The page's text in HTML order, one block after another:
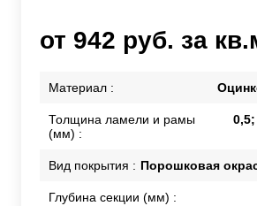
от 942 руб. за
Материал :
Толщина ламели и рамы
(мм) :
Вид покрытия : Порошковая
Глубина секции (мм) :